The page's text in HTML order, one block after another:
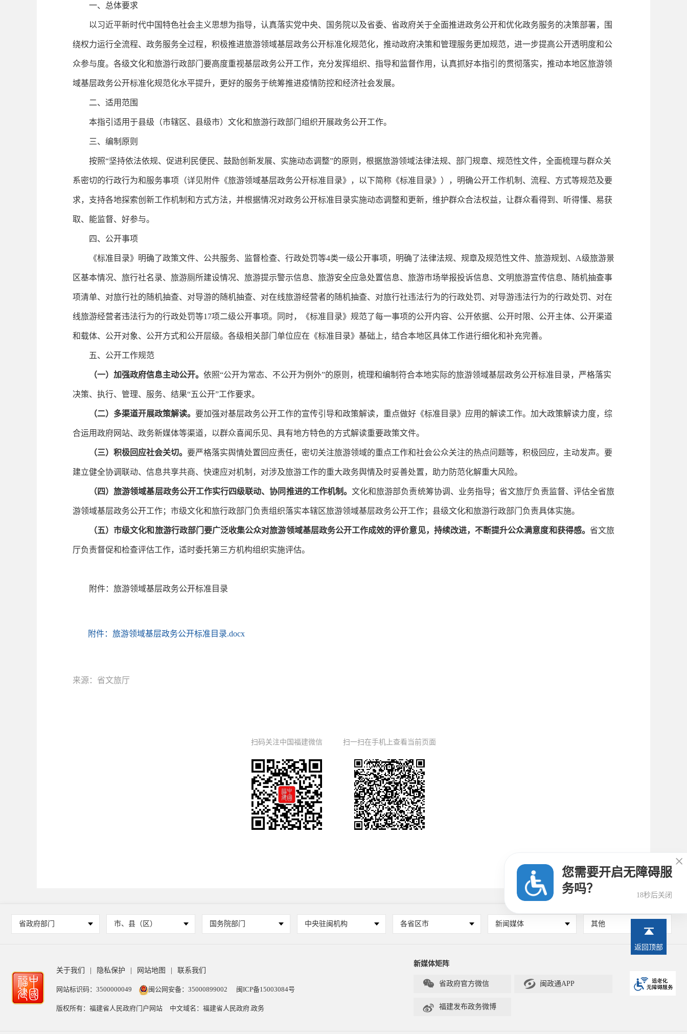
一、 总体要求
以习近平新时代中国特色社会主义思想为指导，认真落实党中央、国务院以及省委、省政府关于全面推进政务公开和优化政务服务的决策部署，围
绕权力运行全流程、政务服务全过程，积极推进旅游领域基层政务公开标准化规范化，推动政府决策和管理服务更加规范，进一步提高公开透明度和公
众参与度。各级文化和旅游行政部门要高度重视基层政务公开工作，充分发挥组织、指导和监督作用，认真抓好本指引的贯彻落实，推动本地区旅游领
域基层政务公开标准化规范化水平提升，更好的服务于统筹推进疫情防控和经济社会发展。
二、适用范围
本指引适用于县级（市辖区、县级市）文化和旅游行政部门组织开展政务公开工作。
三、编制原则
按照“坚持依法依规、促进利民便民、鼓励创新发展、实施动态调整”的原则，根据旅游领域法律法规、部门规章、规范性文件，全面梳理与群众关
系密切的行政行为和服务事项（详见附件《旅游领域基层政务公开标准目录》，以下简称《标准目录》），明确公开工作机制、流程、方式等规范及要
求，支持各地探索创新工作机制和方式方法，并根据情况对政务公开标准目录实施动态调整和更新，维护群众合法权益，让群众看得到、听得懂、易获
取、能监督、好参与。
四、公开事项
《标准目录》明确了政策文件、公共服务、监督检查、行政处罚等4类一级公开事项，明确了法律法规、规章及规范性文件、旅游规划、A级旅游景
区基本情况、旅行社名录、旅游厕所建设情况、旅游提示警示信息、旅游安全应急处置信息、旅游市场举报投诉信息、文明旅游宣传信息、随机抽查事
项清单、对旅行社的随机抽查、对导游的随机抽查、对在线旅游经营者的随机抽查、对旅行社违法行为的行政处罚、对导游违法行为的行政处罚、对在
线旅游经营者违法行为的行政处罚等17项二级公开事项。同时，《标准目录》规范了每一事项的公开内容、公开依据、公开时限、公开主体、公开渠道
和载体、公开对象、公开方式和公开层级。各级相关部门单位应在《标准目录》基础上，结合本地区具体工作进行细化和补充完善。
五、公开工作规范
（一）加强政府信息主动公开。 依照“公开为常态、不公开为例外”的原则，梳理和编制符合本地实际的旅游领域基层政务公开标准目录，严格落实
决策、执行、管理、服务、结果“五公开”工作要求。
（二）多渠道开展政策解读。 要加强对基层政务公开工作的宣传引导和政策解读，重点做好《标准目录》应用的解读工作。加大政策解读力度，综
合运用政府网站、政务新媒体等渠道，以群众喜闻乐见、具有地方特色的方式解读重要政策文件。
（三）积极回应社会关切。 要严格落实舆情处置回应责任，密切关注旅游领域的重点工作和社会公众关注的热点问题等，积极回应，主动发声。要
建立健全协调联动、信息共享共商、快速应对机制，对涉及旅游工作的重大政务舆情及时妥善处置，助力防范化解重大风险。
（四）旅游领域基层政务公开工作实行四级联动、协同推进的工作机制。文化和旅游部负责统筹协调、业务指导；省文旅厅负责监督、评估全省旅
游领域基层政务公开工作；市级文化和旅行政部门负责组织落实本辖区旅游领域基层政务公开工作；县级文化和旅游行政部门负责具体实施。
（五）市级文化和旅游行政部门要广泛收集公众对旅游领域基层政务公开工作成效的评价意见，持续改进，不断提升公众满意度和获得感。 省文旅
厅负责督促和检查评估工作，适时委托第三方机构组织实施评估。
附件：旅游领域基层政务公开标准目录
附件：旅游领域基层政务公开标准目录.docx
来源：省文旅厅
扫码关注中国福建微信 扫一扫在手机上查看当前页面
省政府部门 市、县（区） 国务院部门 中央驻闽机构 各省区市 新闻媒体 其他
关于我们 隐私保护 网站地图 联系我们
网站标识码：3500000049 闽公网安备：35000899002 闽ICP备15003084号
版权所有：福建省人民政府门户网站 中文域名：福建省人民政府.政务
新媒体矩阵
 省政府官方微信  闽政通APP
 福建发布政务微博
返回顶部
您需要开启无障碍服
务吗？
17秒后关闭
